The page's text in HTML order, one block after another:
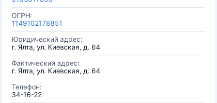
ОГРН:
1149102178851
Юридический адрес:
г. Ялта, ул. Киевская, д. 64
Фактический адрес:
г. Ялта, ул. Киевская, д. 64
Телефон:
34-16-22